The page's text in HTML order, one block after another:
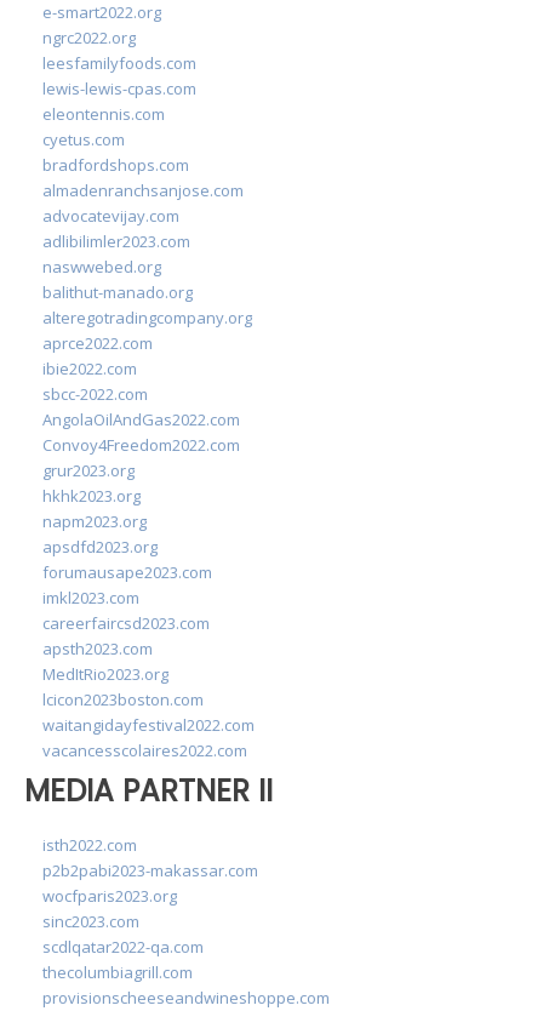
e-smart2022.org
ngrc2022.org
leesfamilyfoods.com
lewis-lewis-cpas.com
eleontennis.com
cyetus.com
bradfordshops.com
almadenranchsanjose.com
advocatevijay.com
adlibilimler2023.com
naswwebed.org
balithut-manado.org
alteregotradingcompany.org
aprce2022.com
ibie2022.com
sbcc-2022.com
AngolaOilAndGas2022.com
Convoy4Freedom2022.com
grur2023.org
hkhk2023.org
napm2023.org
apsdfd2023.org
forumausape2023.com
imkl2023.com
careerfaircsd2023.com
apsth2023.com
MedItRio2023.org
lcicon2023boston.com
waitangidayfestival2022.com
vacancesscolaires2022.com
MEDIA PARTNER II
isth2022.com
p2b2pabi2023-makassar.com
wocfparis2023.org
sinc2023.com
scdlqatar2022-qa.com
thecolumbiagrill.com
provisionscheeseandwineshoppe.com